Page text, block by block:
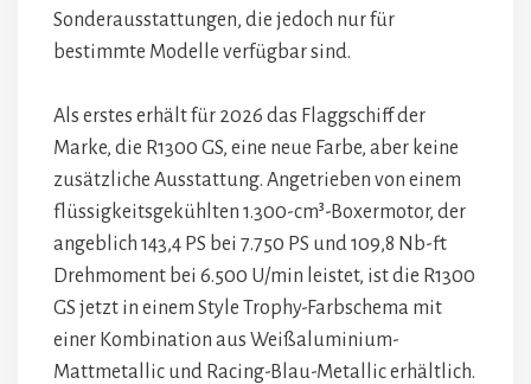
Sonderausstattungen, die jedoch nur für
bestimmte Modelle verfügbar sind.
Als erstes erhält für 2026 das Flaggschiff der
Marke, die R1300 GS, eine neue Farbe, aber keine
zusätzliche Ausstattung. Angetrieben von einem
flüssigkeitsgekühlten 1.300-cm³-Boxermotor, der
angeblich 143,4 PS bei 7.750 PS und 109,8 Nb-ft
Drehmoment bei 6.500 U/min leistet, ist die R1300
GS jetzt in einem Style Trophy-Farbschema mit
einer Kombination aus Weißaluminium-
Mattmetallic und Racing-Blau-Metallic erhältlich.